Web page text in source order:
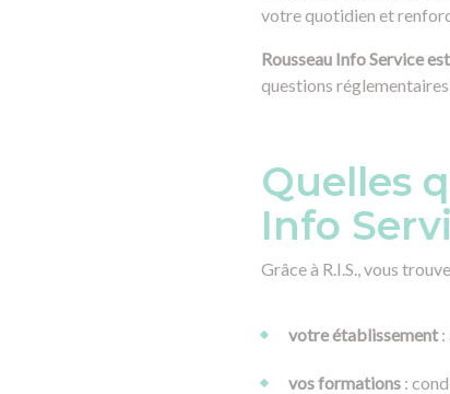
votre quotidien et
Rousseau Info Service
questions
Quelles
Info
Grâce à R.I.S., vous
votre établissement:
vos formations :